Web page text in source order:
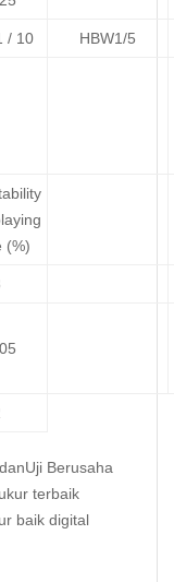
/ 10 HBW1/5
(%)
Berusaha
terbaik
baik digital